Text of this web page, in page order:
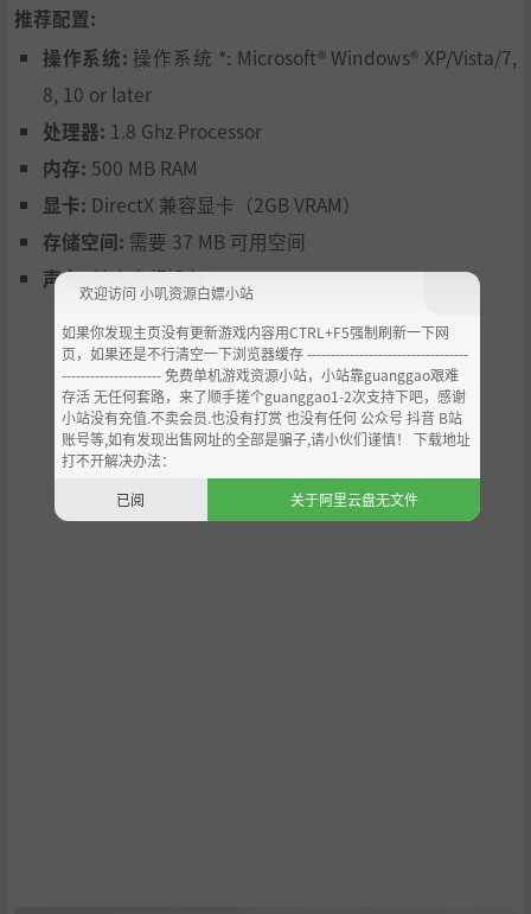
推荐配置:
操作系统: 操作系统 *: Microsoft® Windows® XP/Vista/7,
8, 10 or later
处理器: 1.8 Ghz Processor
内存: 500 MB RAM
显卡: DirectX 兼容显卡（2GB VRAM）
存储空间: 需要 37 MB 可用空间
声卡:基本音频设备
欢迎访问 小叽资源白嫖小站
如果你发现主页没有更新游戏内容用CTRL+F5强制刷新一下网
页，如果还是不行清空一下浏览器缓存 ----------------------------------
--------------------- 免费单机游戏资源小站，小站靠guanggao艰难
存活 无任何套路，来了顺手搓个guanggao1-2次支持下吧，感谢
小站没有充值.不卖会员.也没有打赏 也没有任何 公众号 抖音 B站
账号等,如有发现出售网址的全部是骗子,请小伙们谨慎！ 下载地址
打不开解决办法：
已阅
关于阿里云盘无文件